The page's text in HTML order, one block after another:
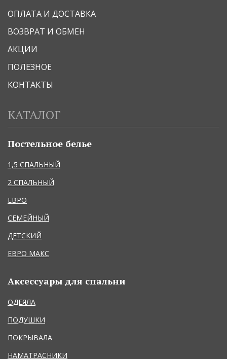
ОПЛАТА И ДОСТАВКА
ВОЗВРАТ И ОБМЕН
АКЦИИ
ПОЛЕЗНОЕ
КОНТАКТЫ
КАТАЛОГ
Постельное белье
1,5 СПАЛЬНЫЙ
2 СПАЛЬНЫЙ
ЕВРО
СЕМЕЙНЫЙ
ДЕТСКИЙ
ЕВРО МАКС
Аксессуары для спальни
ОДЕЯЛА
ПОДУШКИ
ПОКРЫВАЛА
НАМАТРАСНИКИ